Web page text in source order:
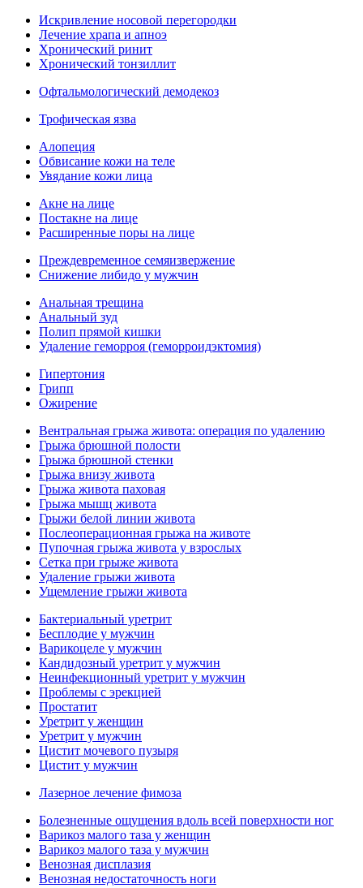
Искривление носовой перегородки
Лечение храпа и апноэ
Хронический ринит
Хронический тонзиллит
Офтальмологический демодекоз
Трофическая язва
Алопеция
Обвисание кожи на теле
Увядание кожи лица
Акне на лице
Постакне на лице
Расширенные поры на лице
Преждевременное семяизвержение
Снижение либидо у мужчин
Анальная трещина
Анальный зуд
Полип прямой кишки
Удаление геморроя (геморроидэктомия)
Гипертония
Грипп
Ожирение
Вентральная грыжа живота: операция по удалению
Грыжа брюшной полости
Грыжа брюшной стенки
Грыжа внизу живота
Грыжа живота паховая
Грыжа мышц живота
Грыжи белой линии живота
Послеоперационная грыжа на животе
Пупочная грыжа живота у взрослых
Сетка при грыже живота
Удаление грыжи живота
Ущемление грыжи живота
Бактериальный уретрит
Бесплодие у мужчин
Варикоцеле у мужчин
Кандидозный уретрит у мужчин
Неинфекционный уретрит у мужчин
Проблемы с эрекцией
Простатит
Уретрит у женщин
Уретрит у мужчин
Цистит мочевого пузыря
Цистит у мужчин
Лазерное лечение фимоза
Болезненные ощущения вдоль всей поверхности ног
Варикоз малого таза у женщин
Варикоз малого таза у мужчин
Венозная дисплазия
Венозная недостаточность ноги